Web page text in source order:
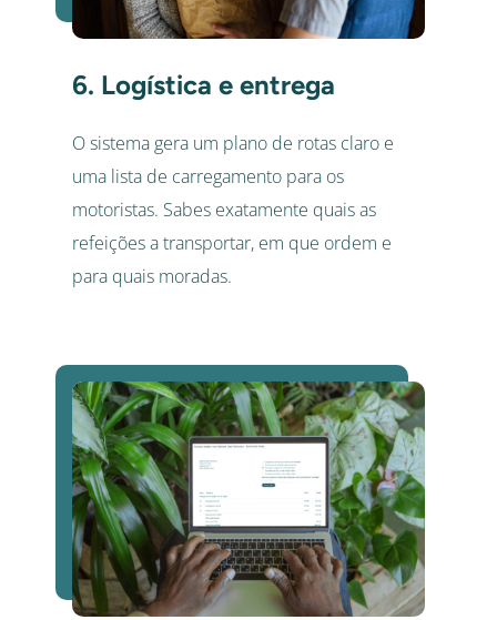
6. Logística e entrega
O sistema gera um plano de rotas claro e
uma lista de carregamento para os
motoristas. Sabes exatamente quais as
refeições a transportar, em que ordem e
para quais moradas.